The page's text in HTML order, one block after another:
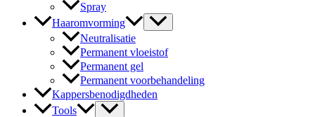
Spray
Haaromvorming
Neutralisatie
Permanent vloeistof
Permanent gel
Permanent voorbehandeling
Kappersbenodigdheden
Tools